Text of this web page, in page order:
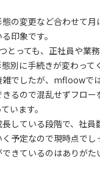
の変更など合わせて月
印象です。
とっても、正社員や業
別に手続きが変わって
雑でしたが、mfloowで
るので混乱せずフロー
います。
している段階で、社員
予定なので現時点でし
きているのはありがた